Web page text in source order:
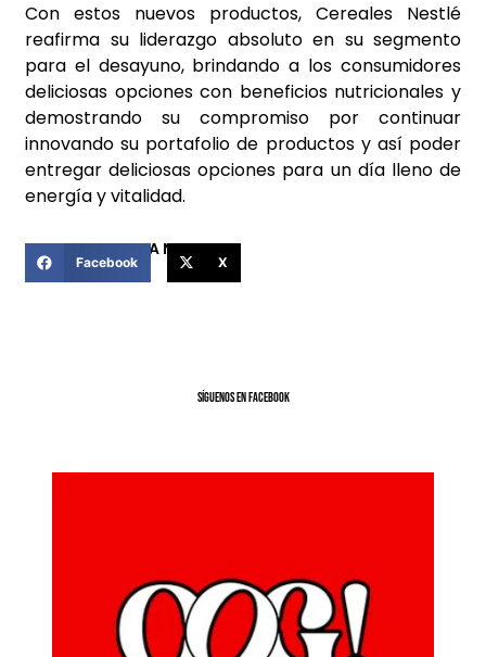
Con estos nuevos productos, Cereales Nestlé
reafirma su liderazgo absoluto en su segmento
para el desayuno, brindando a los consumidores
deliciosas opciones con beneficios nutricionales y
demostrando su compromiso por continuar
innovando su portafolio de productos y así poder
entregar deliciosas opciones para un día lleno de
energía y vitalidad.
COMPARTIR ESTA NOTICIA
Facebook X
SíGUENOS EN FACEBOOK